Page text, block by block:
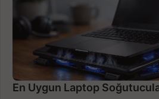
En Uygun Laptop